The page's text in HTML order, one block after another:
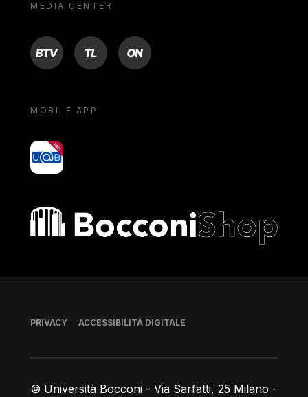
MEDIA CENTER
BTV TL ON
MOBILE APP
yoU@B
Bocconi shop
© Università Bocconi - Via Sarfatti, 25 Milano -
Piè di pagina
PRIVACY ACCESSIBILITÀ DIGITALE